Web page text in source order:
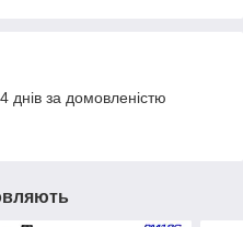
днів за домовленістю